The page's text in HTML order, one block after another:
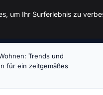
Trends und
für ein zeitgemäßes
um Ihr Surferlebnis zu